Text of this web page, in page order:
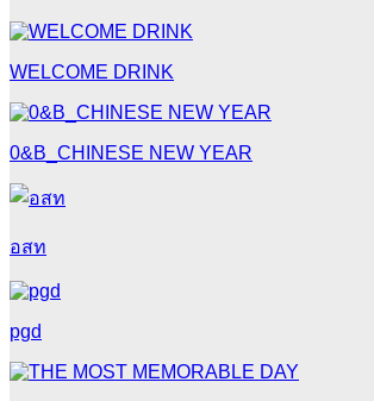
WELCOME DRINK
0&B_CHINESE NEW YEAR
อสท
pgd